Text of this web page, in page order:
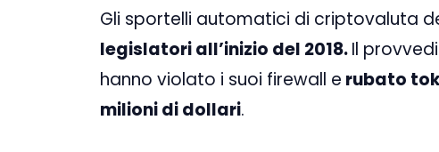
Gli sportelli automatici di criptovaluta
legislatori all’inizio del 2018.Il
hanno violato i suoi firewall e rubato
milioni di dollari.